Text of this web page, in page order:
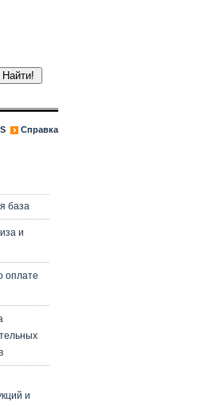
Справка
база
и
оплате
и